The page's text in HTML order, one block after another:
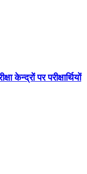
केन्द्रों पर परीक्षार्थियों